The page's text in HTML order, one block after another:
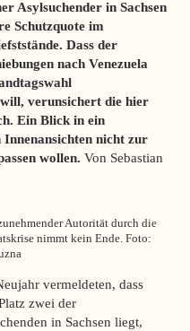
Asylsuchender in Sachsen
Schutzquote im
Dass der
nach Venezuela
verunsichert die hier
Ein Blick in ein
Innenansichten nicht zur
wollen. Von Sebastian
Autorität durch die
nimmt kein Ende. Foto:
vermeldeten, dass
zwei der
in Sachsen liegt,